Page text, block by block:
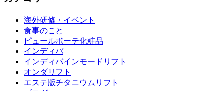
海外研修・イベント
食事のこと
ピュールボーテ化粧品
インディバ
インディバインモードリフト
オンダリフト
エステ版チタニウムリフト